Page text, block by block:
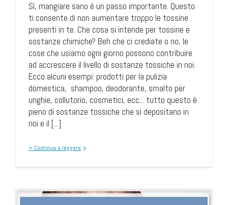
Sì, mangiare sano è un passo importante. Questo
ti consente di non aumentare troppo le tossine
presenti in te. Che cosa si intende per tossine e
sostanze chimiche? Beh che ci crediate o no, le
cose che usiamo ogni giorno possono contribuire
ad accrescere il livello di sostanze tossiche in noi.
Ecco alcuni esempi: prodotti per la pulizia
domestica, shampoo, deodorante, smalto per
unghie, collutorio, cosmetici, ecc... tutto questo è
pieno di sostanze tossiche che si depositano in
noi e il [...]
> Continua a leggere